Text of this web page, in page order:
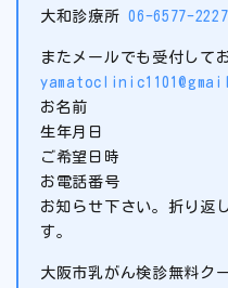
大和診療所06-6577-2227
またメールでも受付して
お名前
生年月日
ご希望日時
お電話番号
お知らせ下さい。折り返
す。
大阪市乳がん検診無料ク